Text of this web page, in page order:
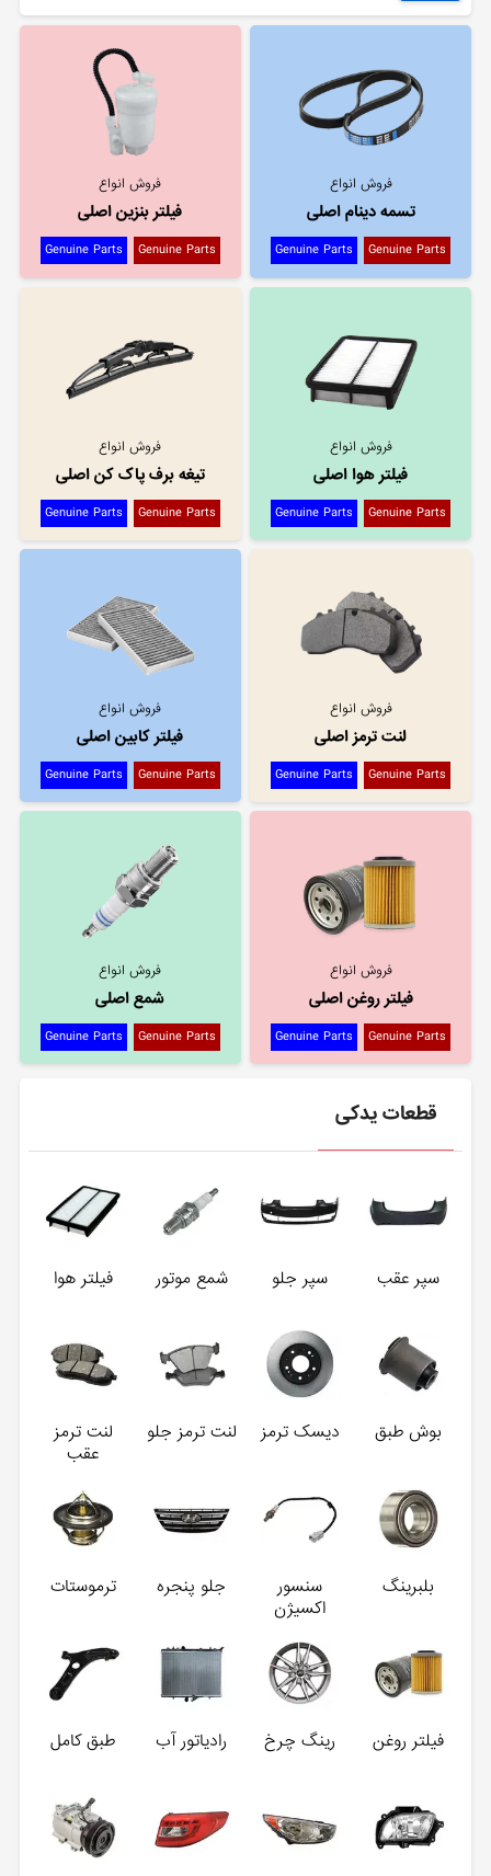
فروش انواع
تسمه دینام اصلی
Genuine Parts
Genuine Parts
فروش انواع
فیلتر بنزین اصلی
Genuine Parts
Genuine Parts
فروش انواع
فیلتر هوا اصلی
Genuine Parts
Genuine Parts
فروش انواع
تیغه برف پاک کن اصلی
Genuine Parts
Genuine Parts
فروش انواع
لنت ترمز اصلی
Genuine Parts
Genuine Parts
فروش انواع
فیلتر کابین اصلی
Genuine Parts
Genuine Parts
فروش انواع
فیلتر روغن اصلی
Genuine Parts
Genuine Parts
فروش انواع
شمع اصلی
Genuine Parts
Genuine Parts
قطعات یدکی
سپر عقب سپر جلو شمع موتور فیلتر هوا
بوش طبق دیسک ترمز لنت ترمز جلو
لنت ترمز
عقب
بلبرینگ
سنسور
اکسیژن
جلو پنجره ترموستات
فیلتر روغن رینگ چرخ رادیاتور آب طبق کامل